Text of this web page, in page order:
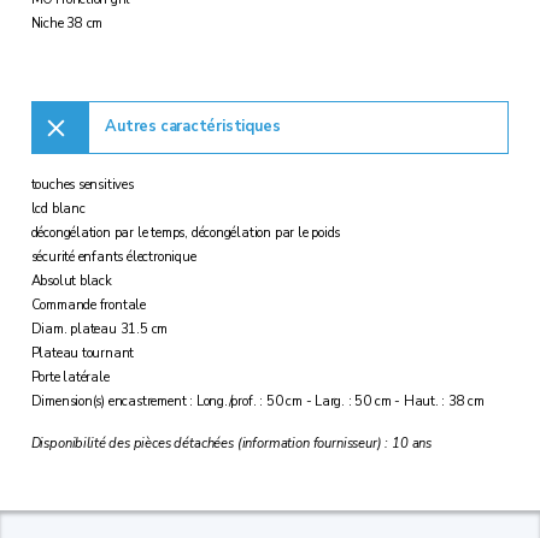
Niche 38 cm
Autres caractéristiques
touches sensitives
lcd blanc
décongélation par le temps, décongélation par le poids
sécurité enfants électronique
Absolut black
Commande frontale
Diam. plateau 31.5 cm
Plateau tournant
Porte latérale
Dimension(s) encastrement : Long./prof. : 50 cm - Larg. : 50 cm - Haut. : 38 cm
Disponibilité des pièces détachées (information fournisseur) : 10 ans